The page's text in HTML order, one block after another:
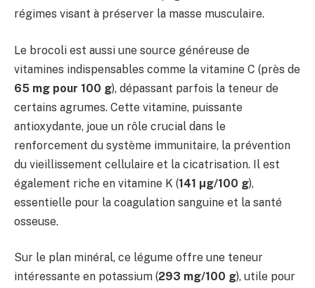
régimes visant à préserver la masse musculaire.
Le brocoli est aussi une source généreuse de
vitamines indispensables comme la vitamine C (près de
65 mg pour 100 g), dépassant parfois la teneur de
certains agrumes. Cette vitamine, puissante
antioxydante, joue un rôle crucial dans le
renforcement du système immunitaire, la prévention
du vieillissement cellulaire et la cicatrisation. Il est
également riche en vitamine K (141 µg/100 g),
essentielle pour la coagulation sanguine et la santé
osseuse.
Sur le plan minéral, ce légume offre une teneur
intéressante en potassium (293 mg/100 g), utile pour